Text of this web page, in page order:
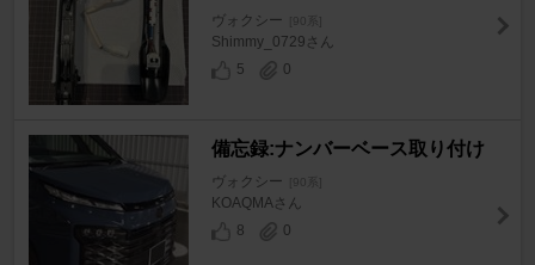
ヴォクシー [90系]
Shimmy_0729さん
5
0
備忘録:ナンバーベース取り付け
ヴォクシー [90系]
KOAQMAさん
8
0